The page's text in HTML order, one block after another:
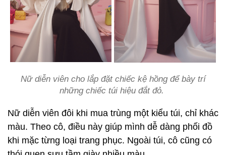
Nữ diễn viên cho lắp đặt chiếc kệ hồng để bày trí
những chiếc túi hiệu đắt đỏ.
Nữ diễn viên đôi khi mua trùng một kiểu túi, chỉ khác
màu. Theo cô, điều này giúp mình dễ dàng phối đồ
khi mặc từng loại trang phục. Ngoài túi, cô cũng có